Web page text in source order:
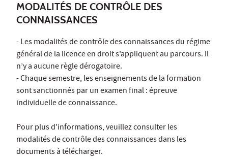
MODALITÉS DE CONTRÔLE DES
CONNAISSANCES
- Les modalités de contrôle des connaissances du régime
général de la licence en droit s’appliquent au parcours. Il
n’y a aucune règle dérogatoire.
- Chaque semestre, les enseignements de la formation
sont sanctionnés par un examen final : épreuve
individuelle de connaissance.
Pour plus d'informations, veuillez consulter les
modalités de contrôle des connaissances dans les
documents à télécharger.